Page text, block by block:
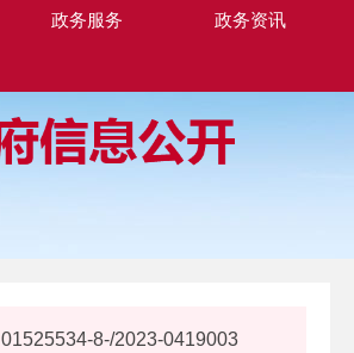
政务服务 政务资讯
01525534-8-/2023-0419003